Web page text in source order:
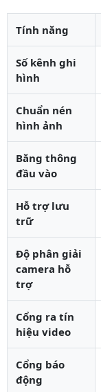
Tính năng
Số kênh ghi
hình
Chuẩn nén
hình ảnh
Băng thông
đầu vào
Hỗ trợ lưu
trữ
Độ phân giải
camera hỗ
trợ
Cổng ra tín
hiệu video
Cổng báo
động